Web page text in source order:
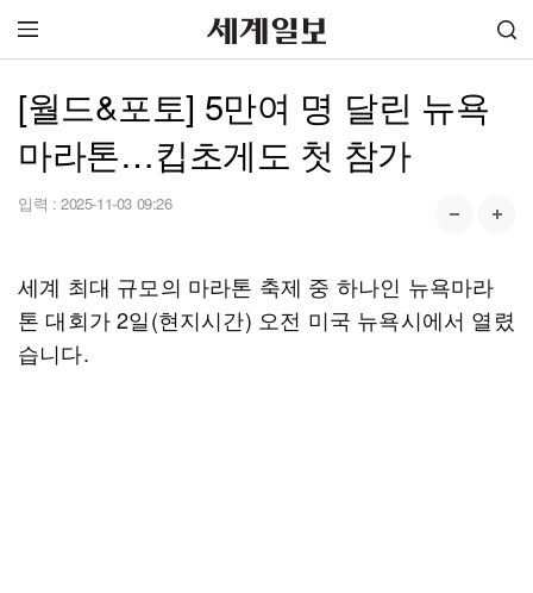
[월드&포토] 5만여 명 달린 뉴욕
마라톤…킵초게도 첫 참가
입력 : 2025-11-03 09:26
세계 최대 규모의 마라톤 축제 중 하나인 뉴욕마라
톤 대회가 2일(현지시간) 오전 미국 뉴욕시에서 열렸
습니다.